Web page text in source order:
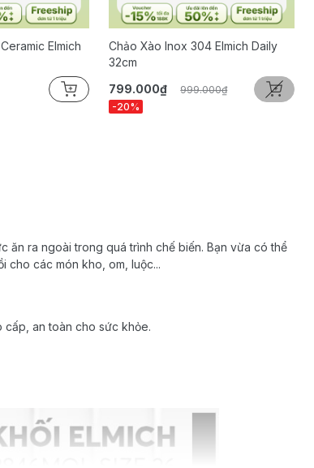
Elmich
Chảo Xào Inox 304 Elmich Daily
32cm
799.000₫
999.000₫
-20%
ăn ra ngoài trong quá trình chế biến. Bạn vừa có thể
cho các món kho, om, luộc...
an toàn cho sức khỏe.